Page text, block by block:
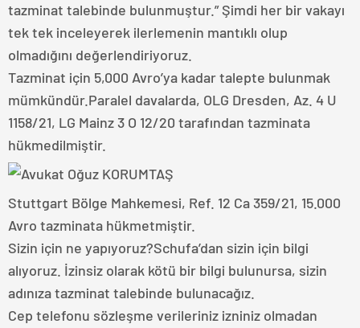
tazminat talebinde bulunmuştur.” Şimdi her bir vakayı
tek tek inceleyerek ilerlemenin mantıklı olup
olmadığını değerlendiriyoruz.
Tazminat için 5,000 Avro’ya kadar talepte bulunmak
mümkündür.Paralel davalarda, OLG Dresden, Az. 4 U
1158/21, LG Mainz 3 O 12/20 tarafından tazminata
hükmedilmiştir.
Stuttgart Bölge Mahkemesi, Ref. 12 Ca 359/21, 15.000
Avro tazminata hükmetmiştir.
Sizin için ne yapıyoruz?Schufa’dan sizin için bilgi
alıyoruz. İzinsiz olarak kötü bir bilgi bulunursa, sizin
adınıza tazminat talebinde bulunacağız.
Cep telefonu sözleşme verileriniz izniniz olmadan